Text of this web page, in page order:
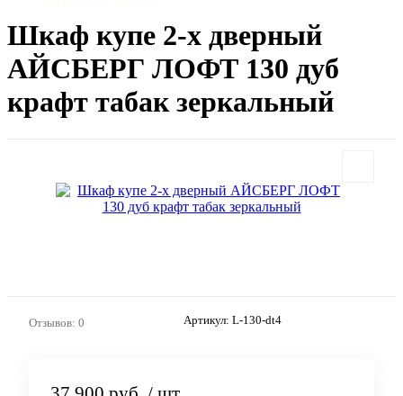
Шкаф купе 2-х дверный
АЙСБЕРГ ЛОФТ 130 дуб
крафт табак зеркальный
Отзывов: 0 Артикул: L-130-dt4